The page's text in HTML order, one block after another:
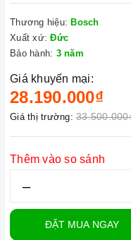
Thương hiệu: Bosch
Xuất xứ: Đức
Bảo hành: 3 năm
Giá khuyến mại:
28.190.000₫
Giá thị trường:
Thêm vào so sánh
–
ĐẶT MUA NGAY